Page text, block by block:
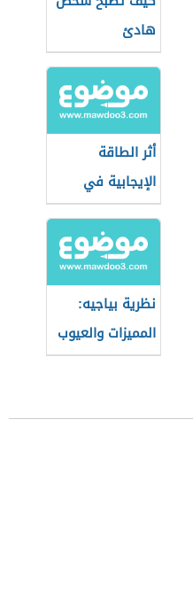
هادئ
أثر الطاقة
الإيجابية في
كفاءة الفرد
نظرية بياجيه:
المميزات والعيوب